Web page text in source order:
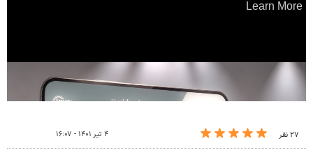
۲۷ نفر ۴ تیر ۱۴۰۱ - ۱۶:۰۷